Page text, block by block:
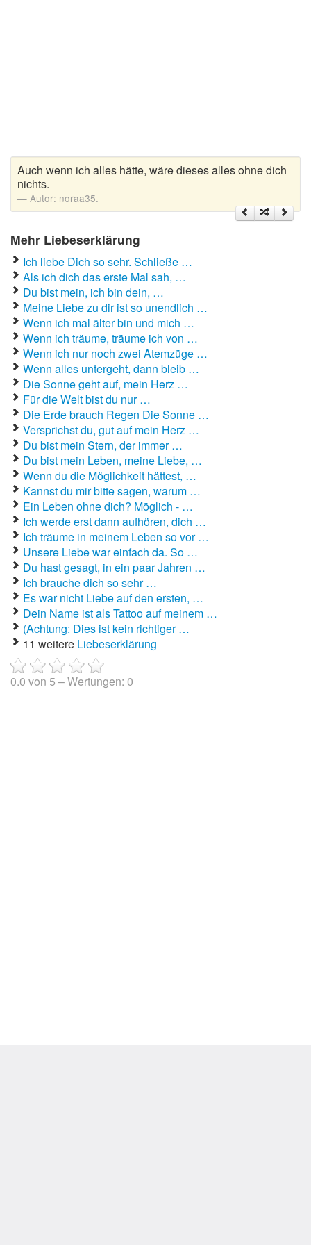
Liebesbotschaft
Liebesbriefe
Liebeserklärung
Liebesfilme
Liebesgedichte
Liebesgrüße
Liebeslieder
Liebestexte
Liebeszauber
Partnerschaft / Beziehung
erstes Date
Traumfrau / Traummann finden
Zufallsspruch
Auch wenn ich alles hätte, wäre dieses alles ohne dich
nichts.
Autor: noraa35.
Mehr Liebeserklärung
Ich liebe Dich so sehr. Schließe …
Als ich dich das erste Mal sah, …
Du bist mein, ich bin dein, …
Meine Liebe zu dir ist so unendlich …
Wenn ich mal älter bin und mich …
Wenn ich träume, träume ich von …
Wenn ich nur noch zwei Atemzüge …
Wenn alles untergeht, dann bleib …
Die Sonne geht auf, mein Herz …
Für die Welt bist du nur …
Die Erde brauch Regen Die Sonne …
Versprichst du, gut auf mein Herz …
Du bist mein Stern, der immer …
Du bist mein Leben, meine Liebe, …
Wenn du die Möglichkeit hättest, …
Kannst du mir bitte sagen, warum …
Ein Leben ohne dich? Möglich - …
Ich werde erst dann aufhören, dich …
Ich träume in meinem Leben so vor …
Unsere Liebe war einfach da. So …
Du hast gesagt, in ein paar Jahren …
Ich brauche dich so sehr …
Es war nicht Liebe auf den ersten, …
Dein Name ist als Tattoo auf meinem …
(Achtung: Dies ist kein richtiger …
11 weitere Liebeserklärung
0.0 von 5 – Wertungen: 0